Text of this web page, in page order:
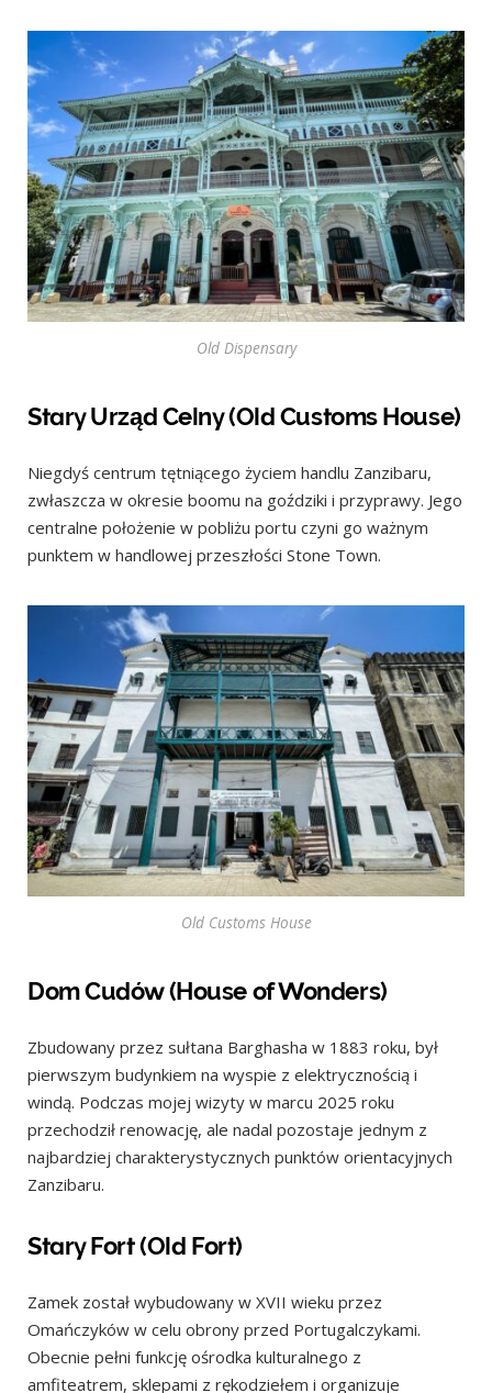
Old Dispensary
Stary Urząd Celny (Old Customs House)
Niegdyś centrum tętniącego życiem handlu Zanzibaru,
zwłaszcza w okresie boomu na goździki i przyprawy. Jego
centralne położenie w pobliżu portu czyni go ważnym
punktem w handlowej przeszłości Stone Town.
Old Customs House
Dom Cudów (House of Wonders)
Zbudowany przez sułtana Barghasha w 1883 roku, był
pierwszym budynkiem na wyspie z elektrycznością i
windą. Podczas mojej wizyty w marcu 2025 roku
przechodził renowację, ale nadal pozostaje jednym z
najbardziej charakterystycznych punktów orientacyjnych
Zanzibaru.
Stary Fort (Old Fort)
Zamek został wybudowany w XVII wieku przez
Omańczyków w celu obrony przed Portugalczykami.
Obecnie pełni funkcję ośrodka kulturalnego z
amfiteatrem, sklepami z rękodziełem i organizuje